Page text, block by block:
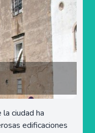
ciudad ha
edificaciones